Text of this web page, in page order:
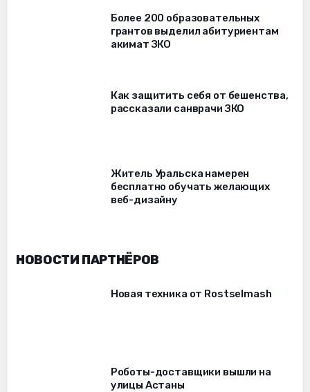
Более 200 образовательных
грантов выделил абитуриентам
акимат ЗКО
Как защитить себя от бешенства,
рассказали санврачи ЗКО
Житель Уральска намерен
бесплатно обучать желающих
веб-дизайну
НОВОСТИ ПАРТНЁРОВ
Новая техника от Rostselmash
Роботы-доставщики вышли на
улицы Астаны